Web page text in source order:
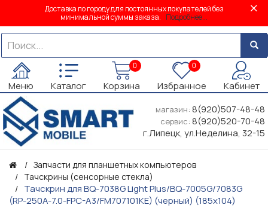
Доставка по городу для постоянных покупателей без
минимальной суммы заказа. Подробнее...
Меню Каталог
0
Корзина
0
Избранное Кабинет
магазин: 8(920)507-48-48
сервис: 8(920)520-70-48
г.Липецк, ул.Неделина, 32-15
Запчасти для планшетных компьютеров
Тачскрины (сенсорные стекла)
Тачскрин для BQ-7038G Light Plus/BQ-7005G/7083G
(RP-250A-7.0-FPC-A3/FM707101KE) (черный) (185х104)